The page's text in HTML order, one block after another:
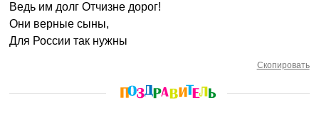
Ведь им долг Отчизне дорог!
Они верные сыны,
Для России так нужны
Скопировать